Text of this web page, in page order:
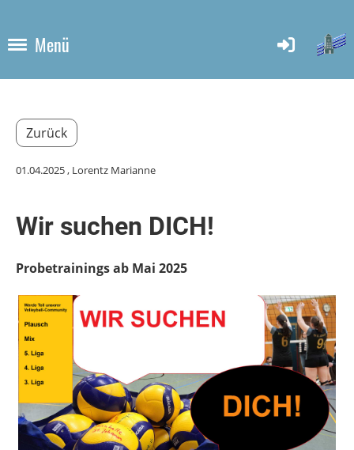
Menü
Zurück
01.04.2025, Lorentz Marianne
Wir suchen DICH!
Probetrainings ab Mai 2025